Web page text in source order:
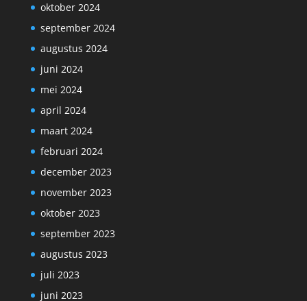
oktober 2024
september 2024
augustus 2024
juni 2024
mei 2024
april 2024
maart 2024
februari 2024
december 2023
november 2023
oktober 2023
september 2023
augustus 2023
juli 2023
juni 2023